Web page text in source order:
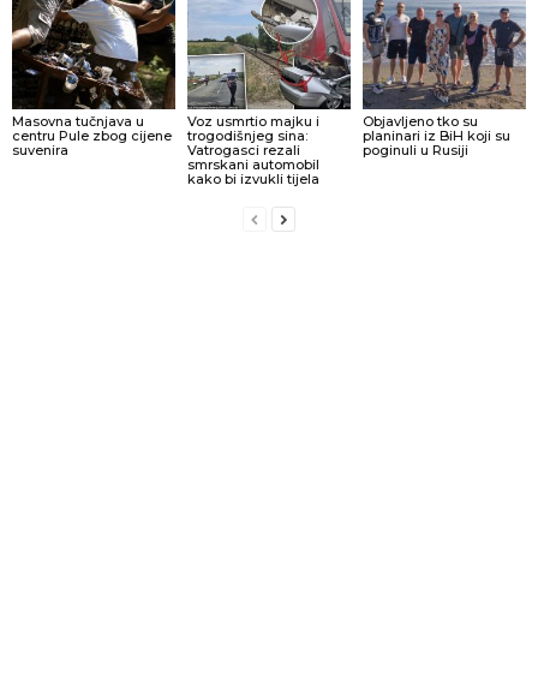
Masovna tučnjava u
centru Pule zbog cijene
suvenira
Voz usmrtio majku i
trogodišnjeg sina:
Vatrogasci rezali
smrskani automobil
kako bi izvukli tijela
Objavljeno tko su
planinari iz BiH koji su
poginuli u Rusiji